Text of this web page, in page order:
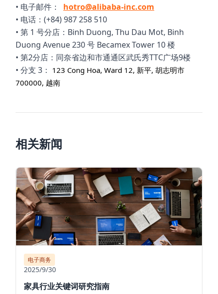
• 电子邮件： hotro@alibaba-inc.com
• 电话：(+84) 987 258 510
• 第 1 号分店：Binh Duong, Thu Dau Mot, Binh
Duong Avenue 230 号 Becamex Tower 10 楼
• 第2分店：同奈省边和市通通区武氏秀TTC广场9楼
• 分支 3： 123 Cong Hoa, Ward 12, 新平, 胡志明市
700000, 越南
相关新闻
电子商务
2025/9/30
家具行业关键词研究指南